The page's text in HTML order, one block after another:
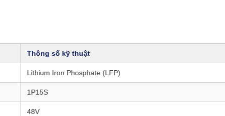
Thông số kỹ thuật
Lithium Iron Phosphate (LFP)
1P15S
48V